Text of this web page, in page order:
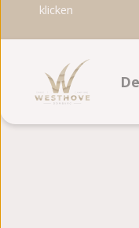
klicken